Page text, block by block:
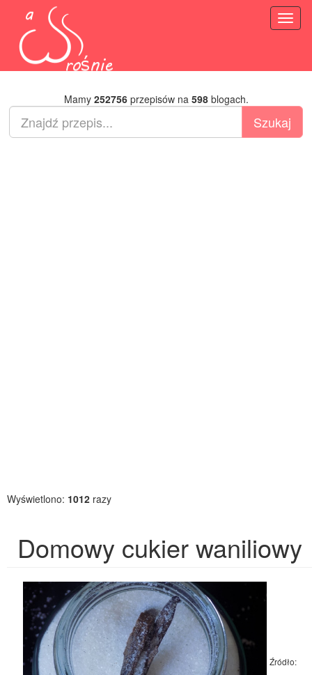
Mamy 252756przepisów na 598blogach.
Wyświetlono: 1012 razy
Domowy cukier waniliowy
Źródło: